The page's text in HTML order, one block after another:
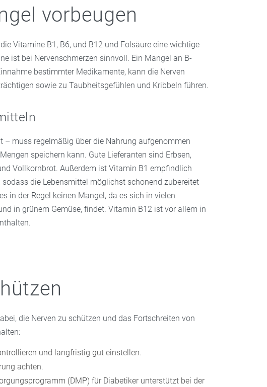
vorbeugen
Vitamine B1, B6, und B12 und Folsäure eine wichtige
ist bei Nervenschmerzen sinnvoll. Ein Mangel an B-
bestimmter Medikamente, kann die Nerven
sowie zu Taubheitsgefühlen und Kribbeln führen.
muss regelmäßig über die Nahrung aufgenommen
speichern kann. Gute Lieferanten sind Erbsen,
Vollkornbrot. Außerdem ist Vitamin B1 empfindlich
sodass die Lebensmittel möglichst schonend zubereitet
in der Regel keinen Mangel, da es sich in vielen
in grünem Gemüse, findet. Vitamin B12 ist vor allem in
die Nerven zu schützen und das Fortschreiten von
und langfristig gut einstellen.
achten.
(DMP) für Diabetiker unterstützt bei der